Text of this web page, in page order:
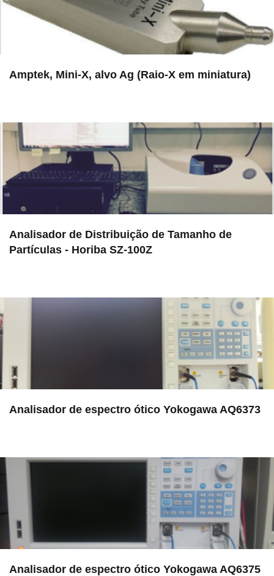
Amptek, Mini-X, alvo Ag (Raio-X em miniatura)
Analisador de Distribuição de Tamanho de
Partículas - Horiba SZ-100Z
Analisador de espectro ótico Yokogawa AQ6373
Analisador de espectro ótico Yokogawa AQ6375